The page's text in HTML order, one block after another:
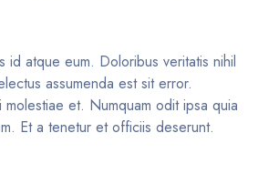
id atque eum. Doloribus veritatis nihil
assumenda est sit error.
molestiae et. Numquam odit ipsa quia
Et a tenetur et officiis deserunt.